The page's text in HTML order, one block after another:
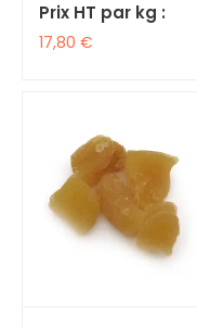
Prix HT par kg :
17,80 €